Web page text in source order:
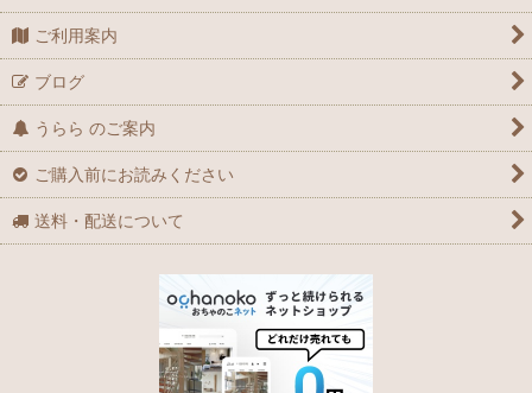
ご利用案内
ブログ
うらら のご案内
ご購入前にお読みください
送料・配送について